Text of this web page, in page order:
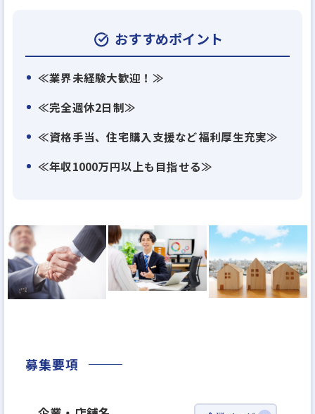
これまでも数々の「変化」と「進化」を重ねてきま
したが、より多くのお客様へ幸せを届けるために
会社の成長に貢献しながら自身の成長も実現できる
絶好の環境で、年齢に関係なく組織の中心となる人
材をお待ちしています。
◎PJチーム
「営業」「設計」「施工管理」によるプロジェクト
チームを組み、相互で連携をしながら1からコンセプ
トを考え、家づくりを進めていきます。
ます。
おすすめポイント
≪業界未経験大歓迎！≫
≪完全週休2日制≫
≪資格手当、住宅購入支援など福利厚生充実≫
≪年収1000万円以上も目指せる≫
募集要項